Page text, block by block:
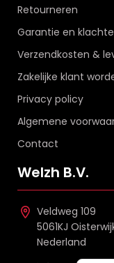
Retourneren
Garantie en
Verzendkosten &
Zakelijke klant
Privacy policy
Algemene
Contact
Welzh B.V.
Veldweg 109
5061KJ
Nederland